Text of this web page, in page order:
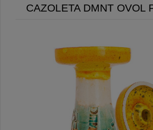
CAZOLETA DMNT OVOL